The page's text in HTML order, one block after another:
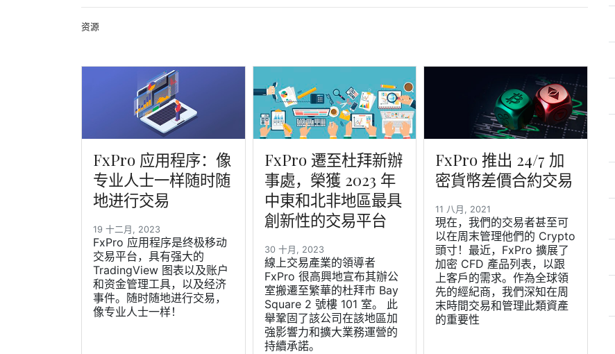
资源
FxPro 应用程序：像
专业人士一样随时随
地进行交易
19 十二月, 2023
FxPro 应用程序是终极移动
交易平台，具有强大的
TradingView 图表以及账户
和资金管理工具，以及经济
事件。随时随地进行交易，
像专业人士一样！
FxPro 遷至杜拜新辦
事處，榮獲 2023 年
中東和北非地區最具
創新性的交易平台
30 十月, 2023
線上交易產業的領導者
FxPro 很高興地宣布其辦公
室搬遷至繁華的杜拜市 Bay
Square 2 號樓 101 室。 此
舉鞏固了該公司在該地區加
強影響力和擴大業務運營的
持續承諾。
FxPro 推出 24/7 加
密貨幣差價合約交易
11 八月, 2021
現在，我們的交易者甚至可
以在周末管理他們的 Crypto
頭寸！最近，FxPro 擴展了
加密 CFD 產品列表，以跟
上客戶的需求。作為全球領
先的經紀商，我們深知在周
末時間交易和管理此類資產
的重要性